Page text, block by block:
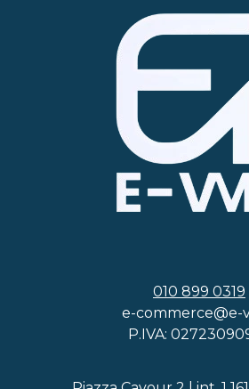
010 899 0319
e-commerce@e-
P.IVA: